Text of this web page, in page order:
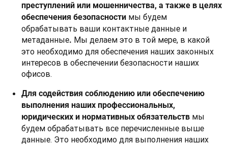
преступлений или мошенничества, а также в целях
обеспечения безопасности мы будем
обрабатывать ваши контактные данные и
метаданные. Мы делаем это в той мере, в какой
это необходимо для обеспечения наших законных
интересов в обеспечении безопасности наших
офисов.
Для содействия соблюдению или обеспечению
выполнения наших профессиональных,
юридических и нормативных обязательств мы
будем обрабатывать все перечисленные выше
данные. Это необходимо для выполнения наших